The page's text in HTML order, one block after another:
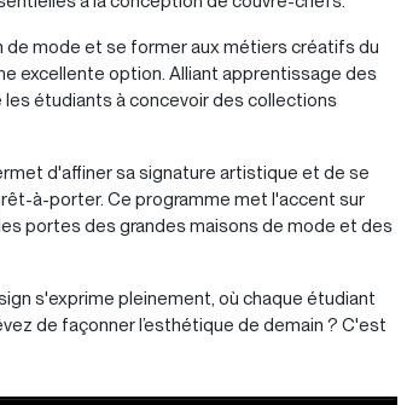
de mode et se former aux métiers créatifs du
excellente option. Alliant apprentissage des
étudiants à concevoir des collections
d'affiner sa signature artistique et de se
à-porter. Ce programme met l'accent sur
portes des grandes maisons de mode et des
s'exprime pleinement, où chaque étudiant
de façonner l’esthétique de demain ? C'est